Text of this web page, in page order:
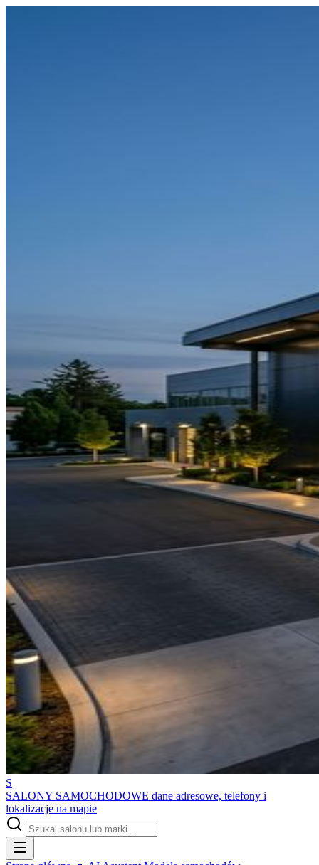
S
SALONY SAMOCHODOWE dane adresowe, telefony i
lokalizacje na mapie